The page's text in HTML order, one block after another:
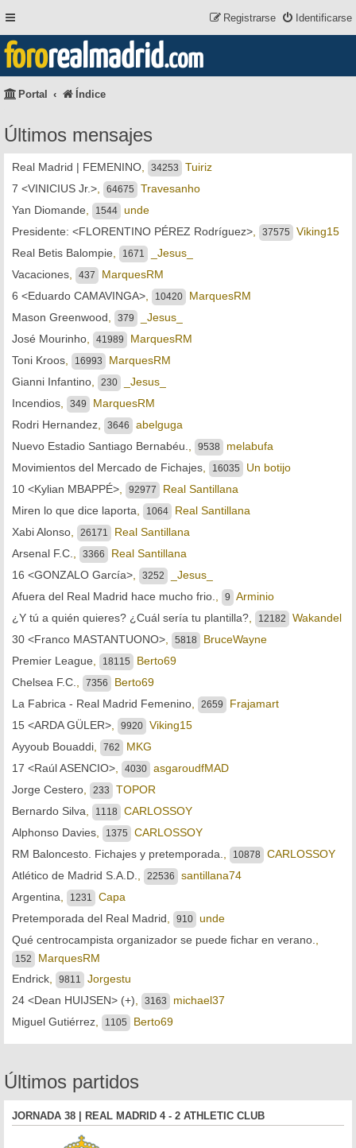
Identificarse
Registrarse
fororealmadrid.com
Portal Índice
Últimos mensajes
Real Madrid | FEMENINO 34253
Tuiriz
7 <VINICIUS Jr.>
64675
Travesanho
Yan Diomande
1544
unde
Presidente: <FLORENTINO PÉREZ Rodríguez>
37575
Viking15
Real Betis Balompie
1671
_Jesus_
Vacaciones
437
MarquesRM
6 <Eduardo CAMAVINGA>
10420
MarquesRM
Mason Greenwood
379
_Jesus_
José Mourinho
41989
MarquesRM
Toni Kroos
16993
MarquesRM
Gianni Infantino
230
_Jesus_
Incendios
349
MarquesRM
Rodri Hernandez
3646
abelguga
Nuevo Estadio Santiago Bernabéu.
9538
melabufa
Movimientos del Mercado de Fichajes
16035
Un botijo
10 <Kylian MBAPPÉ>
92977
Real Santillana
Miren lo que dice laporta
1064
Real Santillana
Xabi Alonso
26171
Real Santillana
Arsenal F.C.
3366
Real Santillana
16 <GONZALO García>
3252
_Jesus_
Afuera del Real Madrid hace mucho frio.
9
Arminio
¿Y tú a quién quieres? ¿Cuál sería tu plantilla?
12182
Wakandel
30 <Franco MASTANTUONO>
5818
BruceWayne
Premier League
18115
Berto69
Chelsea F.C.
7356
Berto69
La Fabrica - Real Madrid Femenino
2659
Frajamart
15 <ARDA GÜLER>
9920
Viking15
Ayyoub Bouaddi
762
MKG
17 <Raúl ASENCIO>
4030
asgaroudfMAD
Jorge Cestero
233
TOPOR
Bernardo Silva
1118
CARLOSSOY
Alphonso Davies
1375
CARLOSSOY
RM Baloncesto. Fichajes y pretemporada.
10878
CARLOSSOY
Atlético de Madrid S.A.D.
22536
santillana74
Argentina
1231
Capa
Pretemporada del Real Madrid
910
unde
Qué centrocampista organizador se puede fichar en verano.
152
MarquesRM
Endrick
9811
Jorgestu
24 <Dean HUIJSEN> (+)
3163
michael37
Miguel Gutiérrez
1105 Berto69
Últimos partidos
JORNADA 38 | REAL MADRID 4 - 2 ATHLETIC CLUB